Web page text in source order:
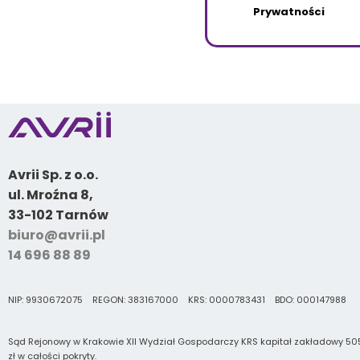
Prywatności
Avrii Sp. z o.o.
ul. Mroźna 8,
33-102 Tarnów
biuro@avrii.pl
14 696 88 89
NIP: 9930672075 REGON: 383167000 KRS: 0000783431 BDO: 000147988
Sąd Rejonowy w Krakowie XII Wydział Gospodarczy KRS kapitał zakładowy
zł w całości pokryty.